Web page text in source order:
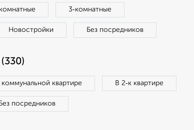
3‑комнатные
Новостройки Без посредников
коммунальной квартире В 2‑к квартире
Без посредников